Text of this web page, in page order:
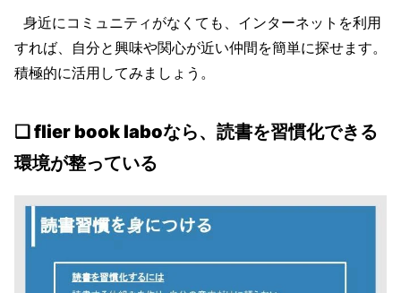
身近にコミュニティがなくても、インターネットを利用
すれば、自分と興味や関心が近い仲間を簡単に探せます。
積極的に活用してみましょう。
❏ flier book laboなら、読書を習慣化できる
環境が整っている